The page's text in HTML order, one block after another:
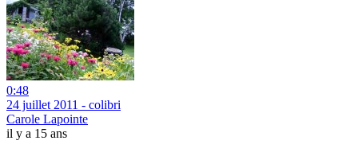
0:48
24 juillet 2011 - colibri
Carole Lapointe
il y a 15 ans